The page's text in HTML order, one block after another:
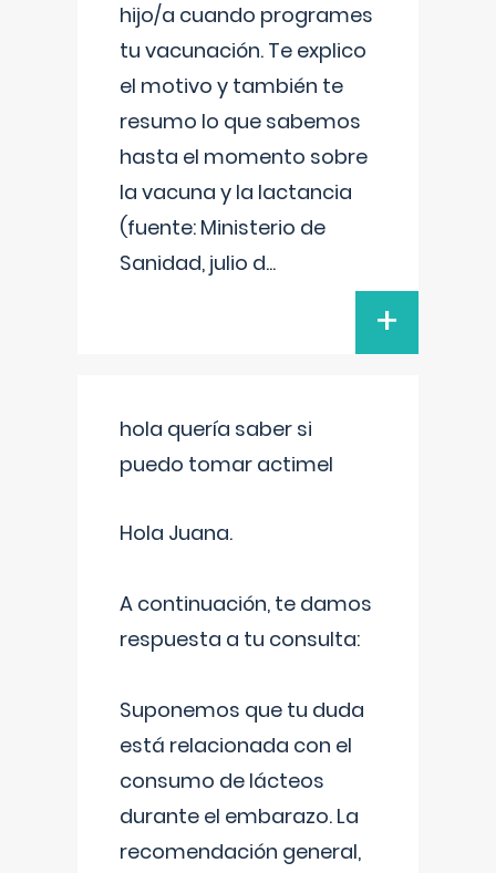
hijo/a cuando programes
tu vacunación. Te explico
el motivo y también te
resumo lo que sabemos
hasta el momento sobre
la vacuna y la lactancia
(fuente: Ministerio de
Sanidad, julio d...
+
hola quería saber si
puedo tomar actimel
Hola Juana.
A continuación, te damos
respuesta a tu consulta:
Suponemos que tu duda
está relacionada con el
consumo de lácteos
durante el embarazo. La
recomendación general,